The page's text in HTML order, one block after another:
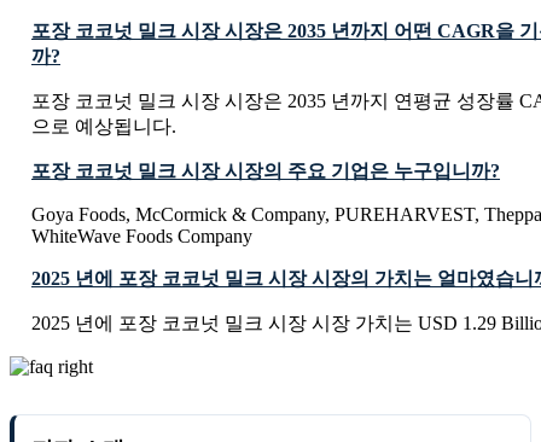
포장 코코넛 밀크 시장 시장은 2035 년까지 어떤 CAGR을
까?
포장 코코넛 밀크 시장 시장은 2035 년까지 연평균 성장률
으로 예상됩니다.
포장 코코넛 밀크 시장 시장의 주요 기업은 누구입니까?
Goya Foods, McCormick & Company, PUREHARVEST,
WhiteWave Foods Company
2025 년에 포장 코코넛 밀크 시장 시장의 가치는 얼마였습니
2025 년에 포장 코코넛 밀크 시장 시장 가치는 USD 1.29